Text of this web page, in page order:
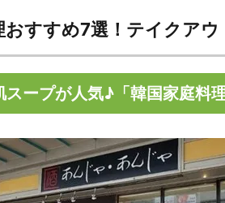
すすめ7選！テイクアウ
ープが人気♪「韓国家庭料